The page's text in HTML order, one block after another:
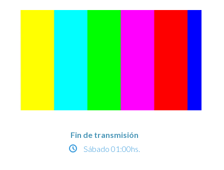
Fin de transmisión
Sábado 01:00hs.